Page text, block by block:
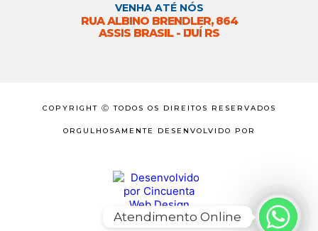
VENHA ATÉ NÓS
RUA ALBINO BRENDLER, 864
ASSIS BRASIL - IJUÍ RS
COPYRIGHT Ⓒ TODOS OS DIREITOS RESERVADOS
ORGULHOSAMENTE DESENVOLVIDO POR
Atendimento Online